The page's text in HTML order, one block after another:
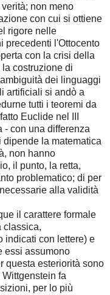
non meno
con cui si ottiene
rigore nelle
precedenti l'Ottocento
con la crisi della
costruzione di
dei linguaggi
artificiali si andò a
tutti i teoremi da
Euclide nel III
- con una differenza
la matematica
non hanno
il punto, la retta,
problematico; di per
alla validità
il carattere formale
classica,
indicati con lettere) e
essi assumono
questa esteriorità sono
fa
per lo più